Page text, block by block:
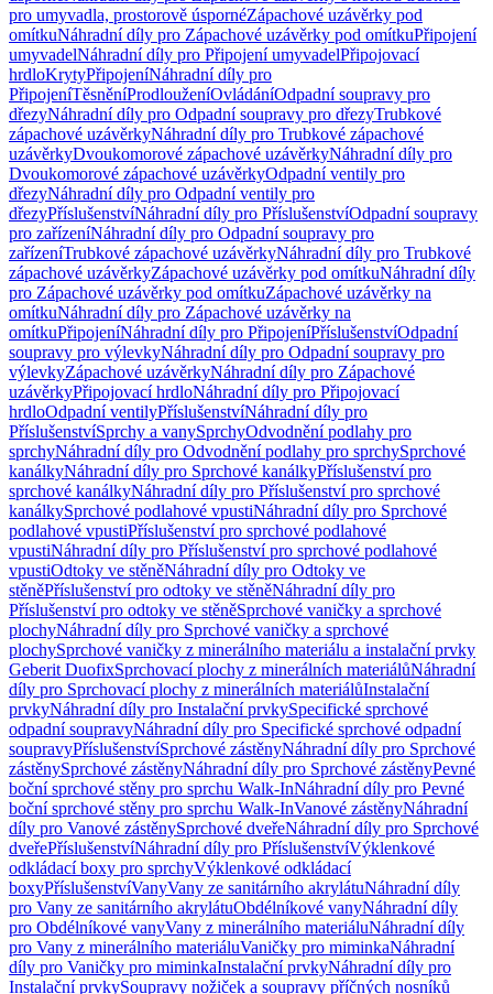
pro umyvadla, prostorově úspornéZápachové uzávěrky pod
omítkuNáhradní díly pro Zápachové uzávěrky pod omítkuPřipojení
umyvadelNáhradní díly pro Připojení umyvadelPřipojovací
hrdloKrytyPřipojeníNáhradní díly pro
PřipojeníTěsněníProdlouženíOvládáníOdpadní soupravy pro
dřezyNáhradní díly pro Odpadní soupravy pro dřezyTrubkové
zápachové uzávěrkyNáhradní díly pro Trubkové zápachové
uzávěrkyDvoukomorové zápachové uzávěrkyNáhradní díly pro
Dvoukomorové zápachové uzávěrkyOdpadní ventily pro
dřezyNáhradní díly pro Odpadní ventily pro
dřezyPříslušenstvíNáhradní díly pro PříslušenstvíOdpadní soupravy
pro zařízeníNáhradní díly pro Odpadní soupravy pro
zařízeníTrubkové zápachové uzávěrkyNáhradní díly pro Trubkové
zápachové uzávěrkyZápachové uzávěrky pod omítkuNáhradní díly
pro Zápachové uzávěrky pod omítkuZápachové uzávěrky na
omítkuNáhradní díly pro Zápachové uzávěrky na
omítkuPřipojeníNáhradní díly pro PřipojeníPříslušenstvíOdpadní
soupravy pro výlevkyNáhradní díly pro Odpadní soupravy pro
výlevkyZápachové uzávěrkyNáhradní díly pro Zápachové
uzávěrkyPřipojovací hrdloNáhradní díly pro Připojovací
hrdloOdpadní ventilyPříslušenstvíNáhradní díly pro
PříslušenstvíSprchy a vanySprchyOdvodnění podlahy pro
sprchyNáhradní díly pro Odvodnění podlahy pro sprchySprchové
kanálkyNáhradní díly pro Sprchové kanálkyPříslušenství pro
sprchové kanálkyNáhradní díly pro Příslušenství pro sprchové
kanálkySprchové podlahové vpustiNáhradní díly pro Sprchové
podlahové vpustiPříslušenství pro sprchové podlahové
vpustiNáhradní díly pro Příslušenství pro sprchové podlahové
vpustiOdtoky ve stěněNáhradní díly pro Odtoky ve
stěněPříslušenství pro odtoky ve stěněNáhradní díly pro
Příslušenství pro odtoky ve stěněSprchové vaničky a sprchové
plochyNáhradní díly pro Sprchové vaničky a sprchové
plochySprchové vaničky z minerálního materiálu a instalační prvky
Geberit DuofixSprchovací plochy z minerálních materiálůNáhradní
díly pro Sprchovací plochy z minerálních materiálůInstalační
prvkyNáhradní díly pro Instalační prvkySpecifické sprchové
odpadní soupravyNáhradní díly pro Specifické sprchové odpadní
soupravyPříslušenstvíSprchové zástěnyNáhradní díly pro Sprchové
zástěnySprchové zástěnyNáhradní díly pro Sprchové zástěnyPevné
boční sprchové stěny pro sprchu Walk-InNáhradní díly pro Pevné
boční sprchové stěny pro sprchu Walk-InVanové zástěnyNáhradní
díly pro Vanové zástěnySprchové dveřeNáhradní díly pro Sprchové
dveřePříslušenstvíNáhradní díly pro PříslušenstvíVýklenkové
odkládací boxy pro sprchyVýklenkové odkládací
boxyPříslušenstvíVanyVany ze sanitárního akrylátuNáhradní díly
pro Vany ze sanitárního akrylátuObdélníkové vanyNáhradní díly
pro Obdélníkové vanyVany z minerálního materiáluNáhradní díly
pro Vany z minerálního materiáluVaničky pro miminkaNáhradní
díly pro Vaničky pro miminkaInstalační prvkyNáhradní díly pro
Instalační prvkySoupravy nožiček a soupravy příčných nosníků